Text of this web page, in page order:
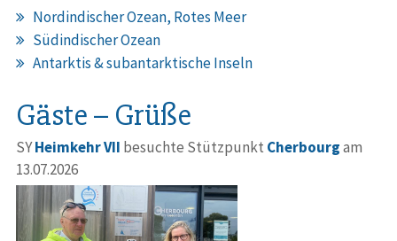
Nordindischer Ozean, Rotes Meer
Südindischer Ozean
Antarktis & subantarktische Inseln
Gäste – Grüße
SYHeimkehr VII besuchte Stützpunkt Cherbourgam
13.07.2026